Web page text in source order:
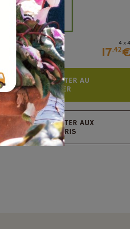
+
4 x 4
17.42€
AJOUTER AU
PANIER
AJOUTER AUX
FAVORIS